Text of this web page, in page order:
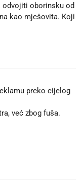
odvojiti oborinsku od
kao mješovita. Koji
preko cijelog
već zbog fuša.